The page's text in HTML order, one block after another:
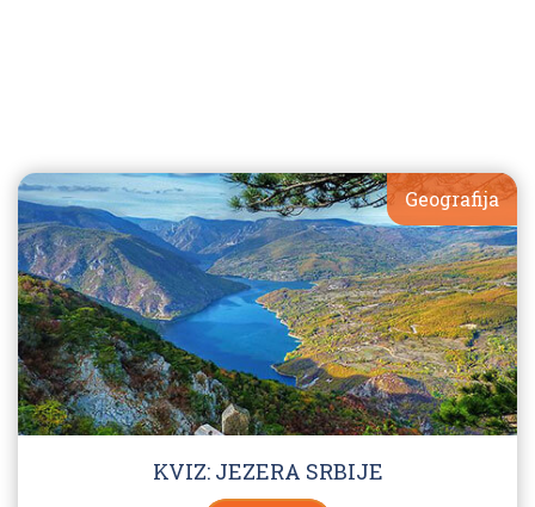
Geografija
KVIZ: JEZERA SRBIJE